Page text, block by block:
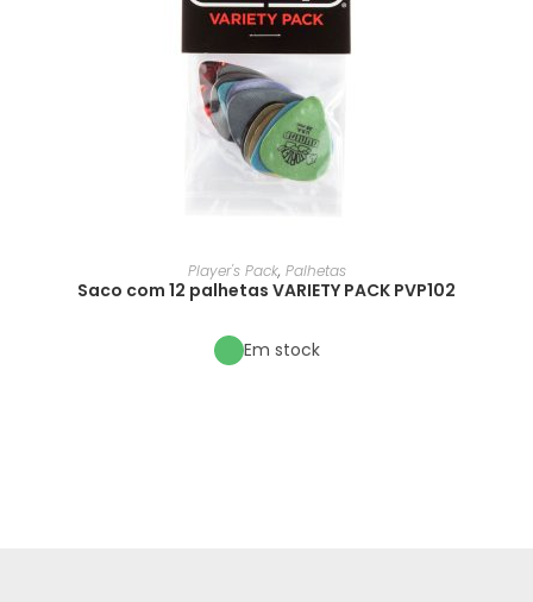
Player's Pack, Palhetas
Saco com 12 palhetas VARIETY PACK PVP102
Em stock